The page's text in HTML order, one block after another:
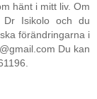
hänt i mitt liv. Om
Dr Isikolo och du
förändringarna i
Du kan